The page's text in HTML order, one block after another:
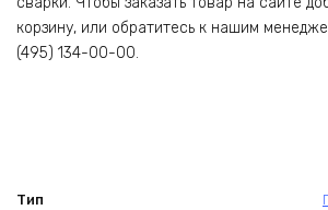
корзину, или обратитесь к нашим
(495) 134-00-00.
Тип